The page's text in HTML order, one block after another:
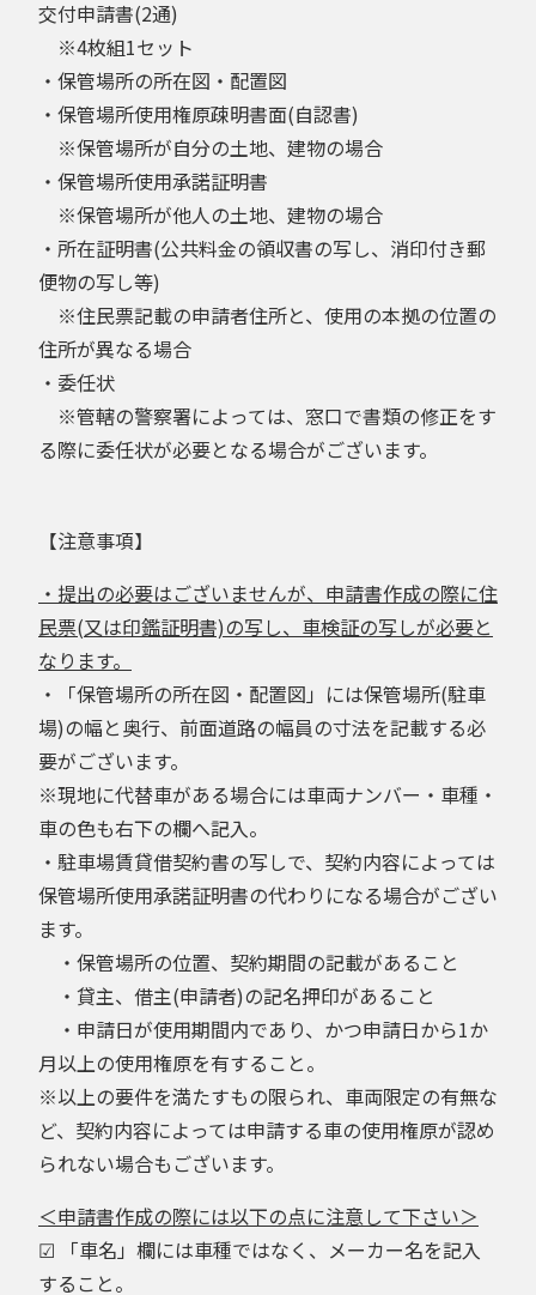
交付申請書(2通)
※4枚組1セット
・保管場所の所在図・配置図
・保管場所使用権原疎明書面(自認書)
※保管場所が自分の土地、建物の場合
・保管場所使用承諾証明書
※保管場所が他人の土地、建物の場合
・所在証明書(公共料金の領収書の写し、消印付き郵
便物の写し等)
※住民票記載の申請者住所と、使用の本拠の位置の
住所が異なる場合
・委任状
※管轄の警察署によっては、窓口で書類の修正をす
る際に委任状が必要となる場合がございます。
【注意事項】
・提出の必要はございませんが、申請書作成の際に住
民票(又は印鑑証明書)の写し、車検証の写しが必要と
なります。
・「保管場所の所在図・配置図」には保管場所(駐車
場)の幅と奥行、前面道路の幅員の寸法を記載する必
要がございます。
※現地に代替車がある場合には車両ナンバー・車種・
車の色も右下の欄へ記入。
・駐車場賃貸借契約書の写しで、契約内容によっては
保管場所使用承諾証明書の代わりになる場合がござい
ます。
・保管場所の位置、契約期間の記載があること
・貸主、借主(申請者)の記名押印があること
・申請日が使用期間内であり、かつ申請日から1か
月以上の使用権原を有すること。
※以上の要件を満たすもの限られ、車両限定の有無な
ど、契約内容によっては申請する車の使用権原が認め
られない場合もございます。
＜申請書作成の際には以下の点に注意して下さい＞
☑ 「車名」欄には車種ではなく、メーカー名を記入
すること。